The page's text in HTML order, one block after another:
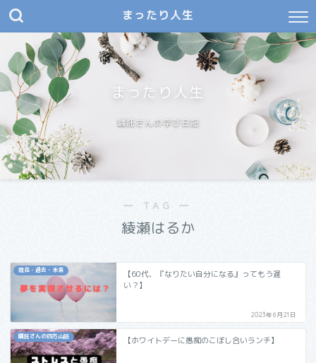
まったり人生
まったり人生
嘱託さんの学び日記
― TAG ―
綾瀬はるか
現在・過去・未来
【60代、『なりたい自分になる』ってもう遅
い？】
2023年6月21日
嘱託さんの四方山話 【ホワイトデーに愚痴のこぼし合いランチ】